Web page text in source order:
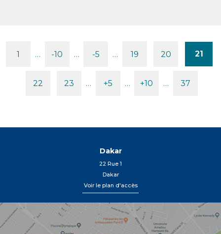
1 … -10 … -5 … 19 20 21
22 23 … +5 … +10 … 37
Dakar
22 Rue 1
Dakar
Voir le plan d'accès